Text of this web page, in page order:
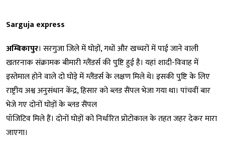
Sarguja express
अम्बिकापुर। सरगुजा जिले में घोड़ों, गधों और खच्चरों में पाई जाने वाली
खतरनाक संक्रामक बीमारी ग्लैंडर्स की पुष्टि हुई है। यहां शादी-विवाह में
इस्तेमाल होने वाले दो घोड़े में ग्लैंडर्स के लक्षण मिले थे। इसकी पुष्टि के लिए
राष्ट्रीय अश्व अनुसंधान केंद्र, हिसार को ब्लड सैंपल भेजा गया था। पांचवीं बार
भेजे गए दोनों घोड़ों के ब्लड सैंपल
पॉजिटिव मिले हैं। दोनों घोड़ों को निर्धारित प्रोटोकाल के तहत जहर देकर मारा
जाएगा।